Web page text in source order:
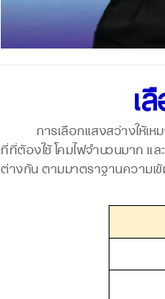
เ
การเลือกแสงสว่างให้เหมา
ที่ที่ต้องใช้โคมไฟจำนวนมาก
ต่างกัน ตามมาตราฐานความเ